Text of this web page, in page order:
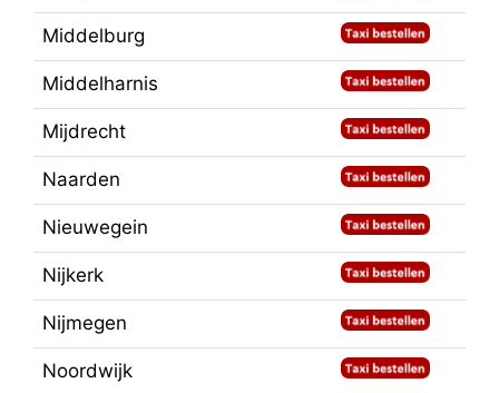
Middelburg
Middelharnis
Mijdrecht
Naarden
Nieuwegein
Nijkerk
Nijmegen
Noordwijk